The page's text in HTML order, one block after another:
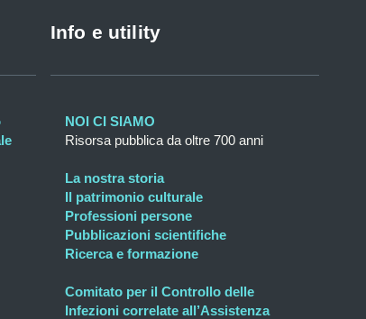
Info e utility
NOI CI SIAMO
Risorsa pubblica da oltre 700 anni
La nostra storia
Il patrimonio culturale
Professioni persone
Pubblicazioni scientifiche
Ricerca e formazione
Comitato per il Controllo delle
Infezioni correlate all’Assistenza